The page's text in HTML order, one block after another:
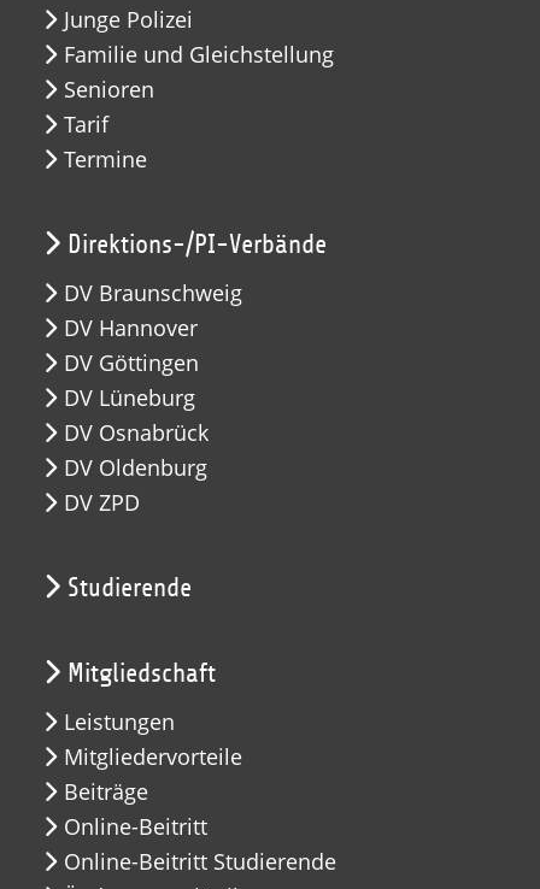
Junge Polizei
Familie und Gleichstellung
Senioren
Tarif
Termine
Direktions-/PI-Verbände
DV Braunschweig
DV Hannover
DV Göttingen
DV Lüneburg
DV Osnabrück
DV Oldenburg
DV ZPD
Studierende
Mitgliedschaft
Leistungen
Mitgliedervorteile
Beiträge
Online-Beitritt
Online-Beitritt Studierende